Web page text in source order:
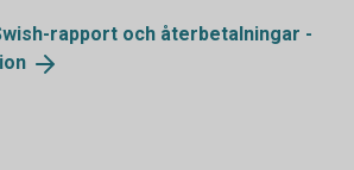
rapport och återbetalningar -